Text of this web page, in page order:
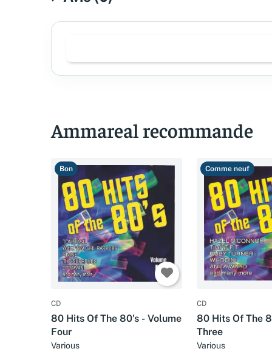
Ammareal recommande
Bon
CD
80 Hits Of The 80's - Volume
Four
Various
Comme neuf
CD
80 Hits Of The
Three
Various